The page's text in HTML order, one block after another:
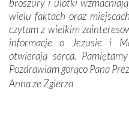
Podążyliśmy też śladami
dos Santos oraz
Modliliśmy się przy ich
Krzyżową w ich
domy, w których żyli.
W miejscu objawień
broszury i ulotki
wielu faktach oraz
czytam z wielkim
informacje o Jezusie i
otwierają serca.
Pozdrawiam gorąco Pana
Anna ze Zgierza